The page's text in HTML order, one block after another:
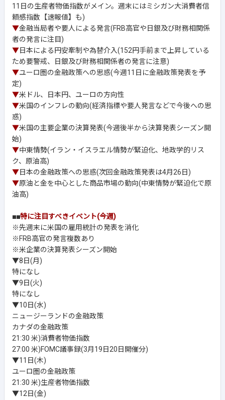
11日の生産者物価指数がメイン。週末にはミシガン大消費者信
頼感指数【速報値】も)
▼金融当局者や要人による発言(FRB高官や日銀及び財務相関係
者の発言に注目)
▼日本による円安牽制や為替介入(152円手前まで上昇している
ため要警戒、日銀及び財務相関係者の発言に注意)
▼ユーロ圏の金融政策への思惑(今週11日に金融政策発表を予
定)
▼米ドル、日本円、ユーロの方向性
▼米国のインフレの動向(経済指標や要人発言などで今後への思
惑)
▼米国の主要企業の決算発表(今週後半から決算発表シーズン開
始)
▼中東情勢(イラン・イスラエル情勢が緊迫化、地政学的リス
ク、原油高)
▼日本の金融政策への思惑(次回金融政策発表は4月26日)
▼原油と金を中心とした商品市場の動向(中東情勢が緊迫化で原
油高)
■■特に注目すべきイベント(今週)
※先週末に米国の雇用統計の発表を消化
※FRB高官の発言複数あり
※米企業の決算発表シーズン開始
▼8日(月)
特になし
▼9日(火)
特になし
▼10日(水)
ニュージーランドの金融政策
カナダの金融政策
21:30 米)消費者物価指数
27:00 米)FOMC議事録(3月19日20日開催分)
▼11日(木)
ユーロ圏の金融政策
21:30 米)生産者物価指数
▼12日(金)